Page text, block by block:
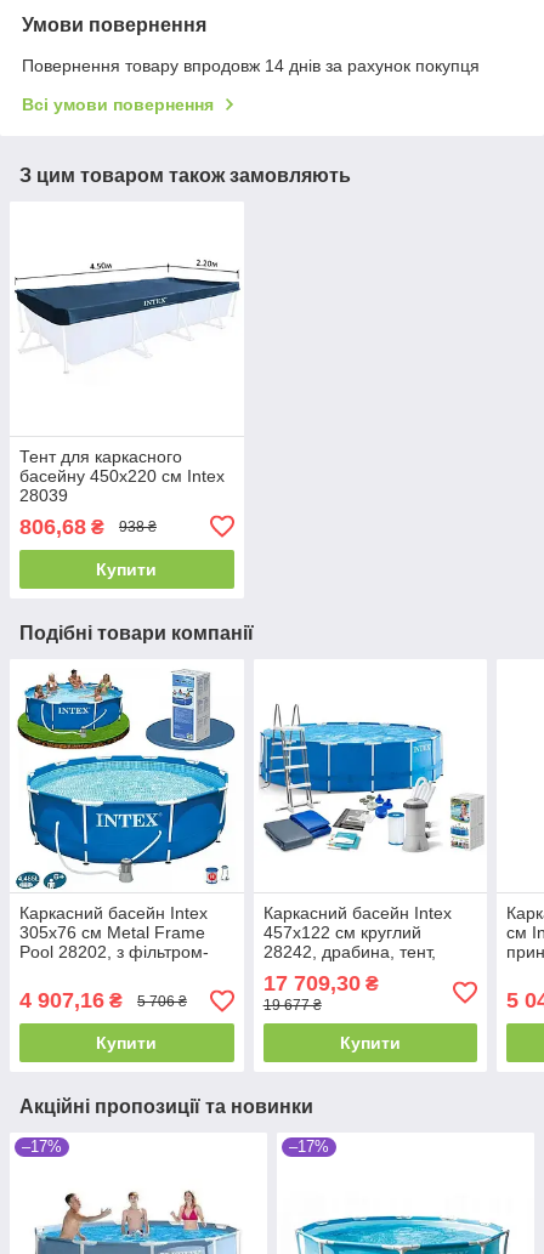
Умови повернення
Повернення товару впродовж 14 днів за рахунок покупця
Всі умови повернення
З цим товаром також замовляють
Тент для каркасного
басейну 450х220 см Intex
28039
806,68 ₴ 938 ₴
Купити
Подібні товари компанії
Каркасний басейн Intex
305x76 см Metal Frame
Pool 28202, з фільтром-
л, інтекс, круглий
4 907,16 ₴ 5 706 ₴
Купити
Каркасний басейн Intex
457x122 см круглий
28242, драбина, тент,
підстилка, фільтр-насос
3785 л/год, 16805 л
17 709,30₴
19 677 ₴
Купити
см
5
Акційні пропозиції та новинки
–17% –17%